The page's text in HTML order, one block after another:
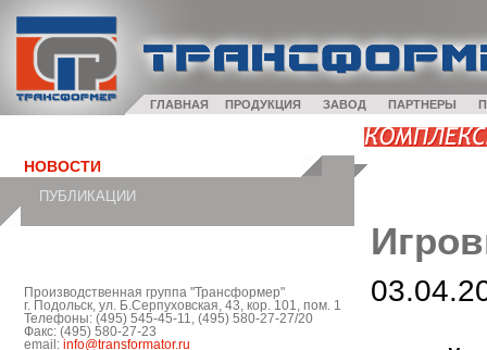
ГЛАВНАЯ ПРОДУКЦИЯ ЗАВОД ПАРТНЕРЫ
НОВОСТИ
ПУБЛИКАЦИИ
Производственная группа "Трансформер"
г. Подольск, ул. Б.Серпуховская, 43, кор. 101, пом. 1
Телефоны: (495) 545-45-11, (495) 580-27-27/20
Факс: (495) 580-27-23
email: info@transformator.ru